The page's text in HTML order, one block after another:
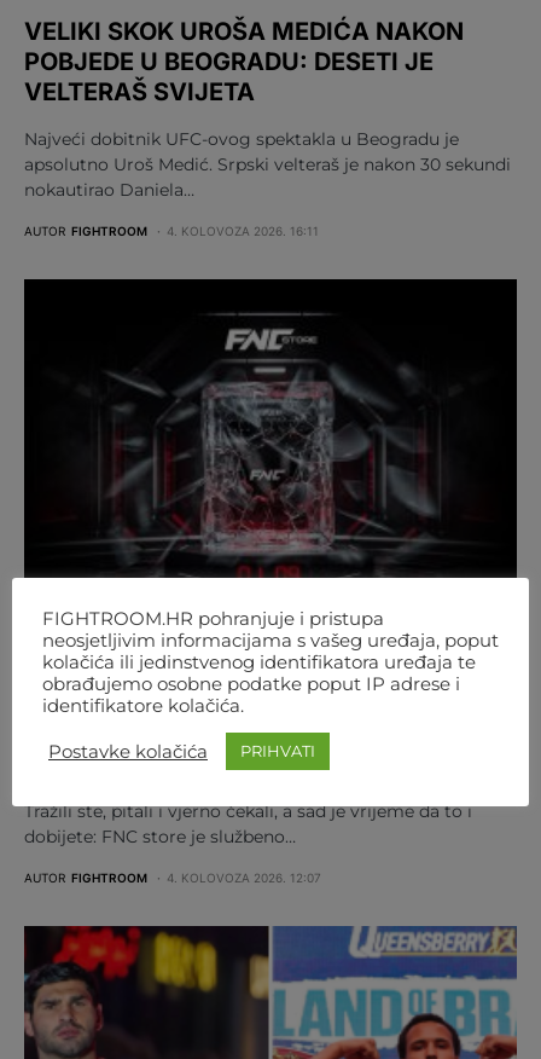
VELIKI SKOK UROŠA MEDIĆA NAKON
POBJEDE U BEOGRADU: DESETI JE
VELTERAŠ SVIJETA
Najveći dobitnik UFC-ovog spektakla u Beogradu je
apsolutno Uroš Medić. Srpski velteraš je nakon 30 sekundi
nokautirao Daniela…
AUTOR FIGHTROOM 4. KOLOVOZA 2026. 16:11
FNC MMA REGIJA SVIJET
NEMA VIŠE ČEKANJA! OD 1. RUJNA
ONLINE JE FNC-OV STORE
Tražili ste, pitali i vjerno čekali, a sad je vrijeme da to i
dobijete: FNC store je službeno…
AUTOR FIGHTROOM 4. KOLOVOZA 2026. 12:07
FIGHTROOM.HR pohranjuje i pristupa
neosjetljivim informacijama s vašeg uređaja, poput
kolačića ili jedinstvenog identifikatora uređaja te
obrađujemo osobne podatke poput IP adrese i
identifikatore kolačića.
Postavke kolačića PRIHVATI